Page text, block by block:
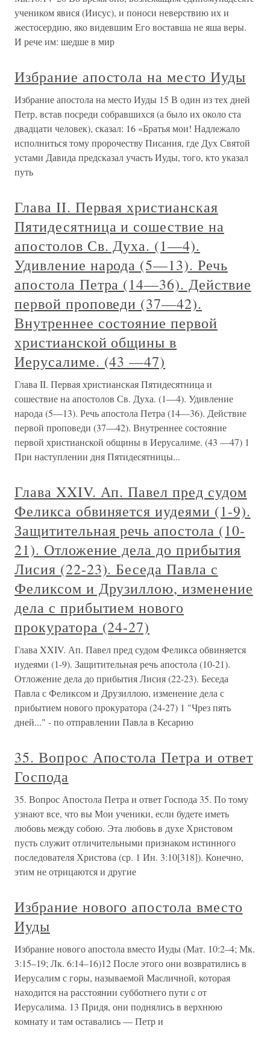
учеником явися (Иисус), и поноси неверствию их и
жестосердию, яко видевшим Его воставша не яша веры.
И рече им: шедше в мир
Избрание апостола на место Иуды
Избрание апостола на место Иуды 15 В один из тех дней
Петр, встав посреди собравшихся (а было их около ста
двадцати человек), сказал: 16 «Братья мои! Надлежало
исполниться тому пророчеству Писания, где Дух Святой
устами Давида предсказал участь Иуды, того, кто указал
путь
Глава II. Первая христианская
Пятидесятница и сошествие на
апостолов Св. Духа. (1—4).
Удивление народа (5—13). Речь
апостола Петра (14—36). Действие
первой проповеди (37—42).
Внутреннее состояние первой
христианской общины в
Иерусалиме. (43 —47)
Глава II. Первая христианская Пятидесятница и
сошествие на апостолов Св. Духа. (1—4). Удивление
народа (5—13). Речь апостола Петра (14—36). Действие
первой проповеди (37—42). Внутреннее состояние
первой христианской общины в Иерусалиме. (43 —47) 1
При наступлении дня Пятидесятницы...
Глава XXIV. Ап. Павел пред судом
Феликса обвиняется иудеями (1-9).
Защитительная речь апостола (10-
21). Отложение дела до прибытия
Лисия (22-23). Беседа Павла с
Феликсом и Друзиллою, изменение
дела с прибытием нового
прокуратора (24-27)
Глава XXIV. Ап. Павел пред судом Феликса обвиняется
иудеями (1-9). Защитительная речь апостола (10-21).
Отложение дела до прибытия Лисия (22-23). Беседа
Павла с Феликсом и Друзиллою, изменение дела с
прибытием нового прокуратора (24-27) 1 "Чрез пять
дней..." - по отправлении Павла в Кесарию
35. Вопрос Апостола Петра и ответ
Господа
35. Вопрос Апостола Петра и ответ Господа 35. По тому
узнают все, что вы Мои ученики, если будете иметь
любовь между собою. Эта любовь в духе Христовом
пусть служит отличительными признаком истинного
последователя Христова (ср. 1 Ин. 3:10[318]). Конечно,
этим не отрицаются и другие
Избрание нового апостола вместо
Иуды
Избрание нового апостола вместо Иуды (Мат. 10:2–4; Мк.
3:15–19; Лк. 6:14–16)12 После этого они возвратились в
Иерусалим с горы, называемой Масличной, которая
находится на расстоянии субботнего пути c от
Иерусалима. 13 Придя, они поднялись в верхнюю
комнату и там оставались — Петр и